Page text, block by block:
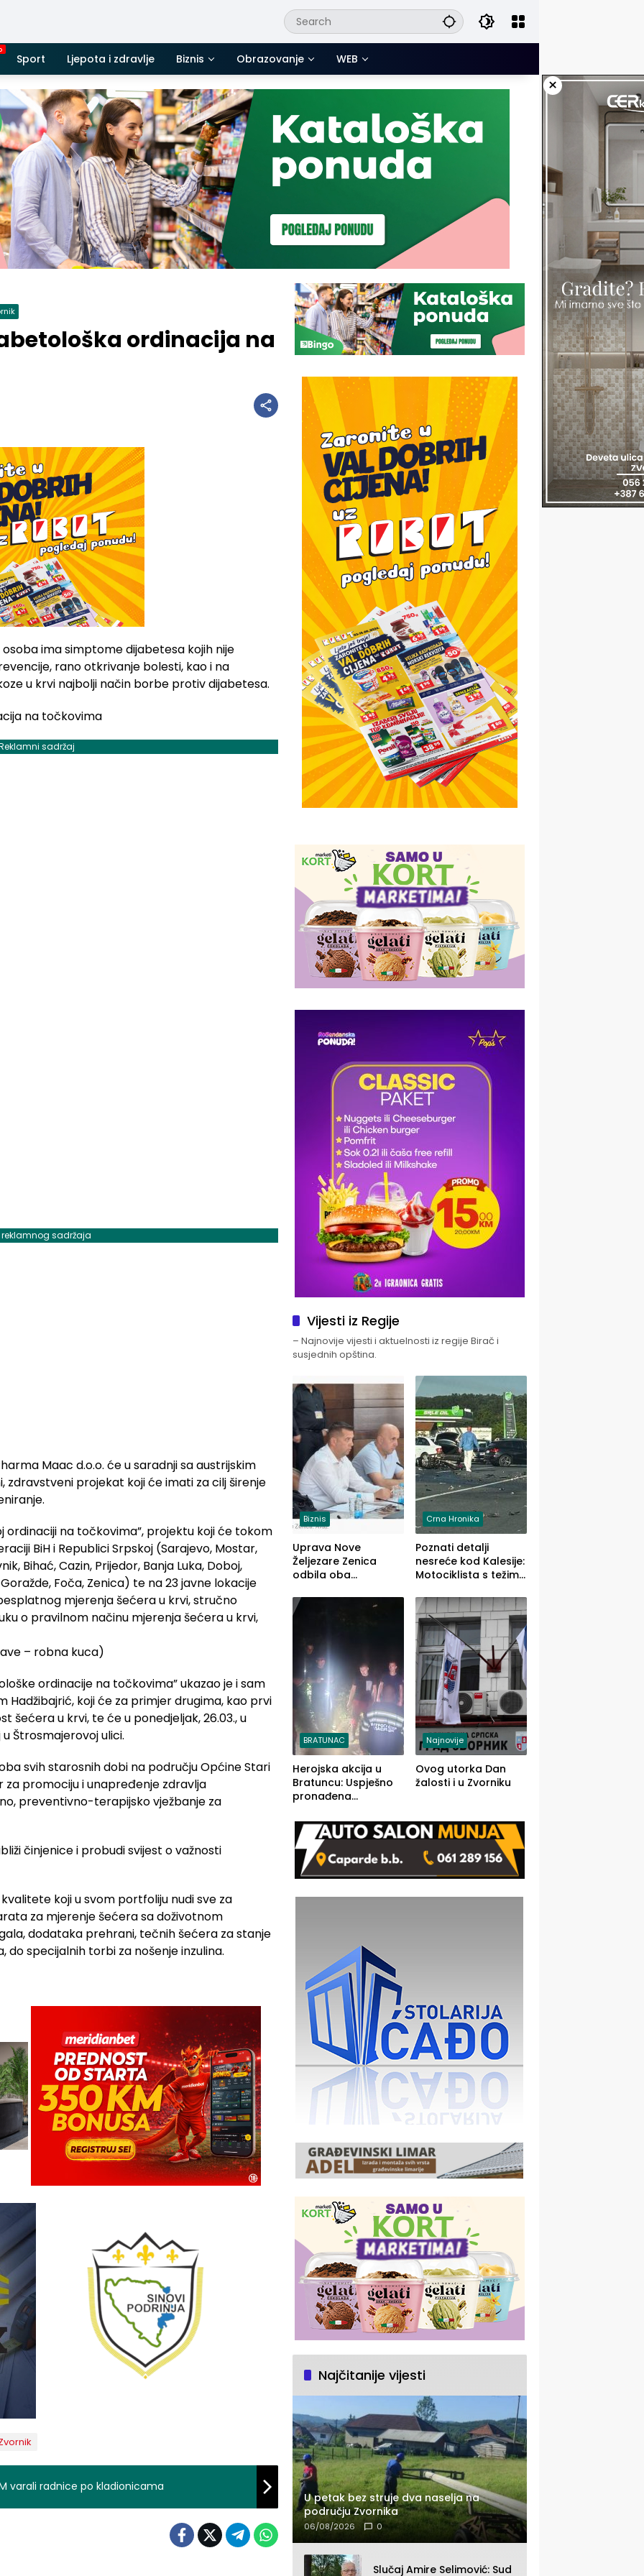
Sport Ljepota i zdravlje Biznis Obrazovanje WEB
×
ordinacija na
ima simptome dijabetesa kojih nije
rano otkrivanje bolesti, kao i na
u krvi najbolji način borbe protiv dijabetesa.
sadržaj
reklamnog sadržaja
Maac d.o.o. će u saradnji sa austrijskim
zdravstveni projekat koji će imati za cilj širenje
ordinaciji na točkovima”, projektu koji će tokom
BiH i Republici Srpskoj (Sarajevo, Mostar,
Bihać, Cazin, Prijedor, Banja Luka, Doboj,
Foča, Zenica) te na 23 javne lokacije
mjerenja šećera u krvi, stručno
o pravilnom načinu mjerenja šećera u krvi,
– robna kuca)
ordinacije na točkovima” ukazao je i sam
Hadžibajrić, koji će za primjer drugima, kao prvi
šećera u krvi, te će u ponedjeljak, 26.03., u
Štrosmajerovoj ulici.
svih starosnih dobi na području Općine Stari
promociju i unapređenje zdravlja
preventivno-terapijsko vježbanje za
činjenice i probudi svijest o važnosti
koji u svom portfoliju nudi sve za
za mjerenje šećera sa doživotnom
dodataka prehrani, tečnih šećera za stanje
specijalnih torbi za nošenje inzulina.
varali radnice po kladionicama
Vijesti iz Regije
– Najnovije vijesti i aktuelnosti iz regije Birač i
susjednih opština.
Biznis
Uprava Nove
Željezare Zenica
odbila oba
FBiH: Ustrajni da je
stečaj jedino rješenje
Crna Hronika
Poznati detalji
nesreće kod Kalesije:
Motociklista s težim,
lakšim povredama
BRATUNAC
Herojska akcija u
Bratuncu: Uspješno
pronađena
a Ivanka Lazić,
rodom iz Kravice.
Najnovije
Ovog utorka Dan
žalosti i u Zvorniku
Najčitanije vijesti
U petak bez struje dva naselja na
području Zvornika
06/08/2026 0
Slučaj Amire Selimović: Sud